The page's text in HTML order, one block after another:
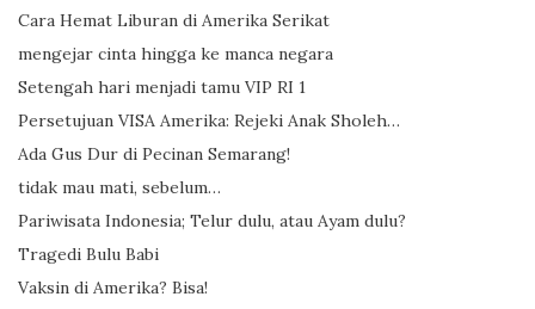
Cara Hemat Liburan di Amerika Serikat
mengejar cinta hingga ke manca negara
Setengah hari menjadi tamu VIP RI 1
Persetujuan VISA Amerika: Rejeki Anak Sholeh…
Ada Gus Dur di Pecinan Semarang!
tidak mau mati, sebelum…
Pariwisata Indonesia; Telur dulu, atau Ayam dulu?
Tragedi Bulu Babi
Vaksin di Amerika? Bisa!